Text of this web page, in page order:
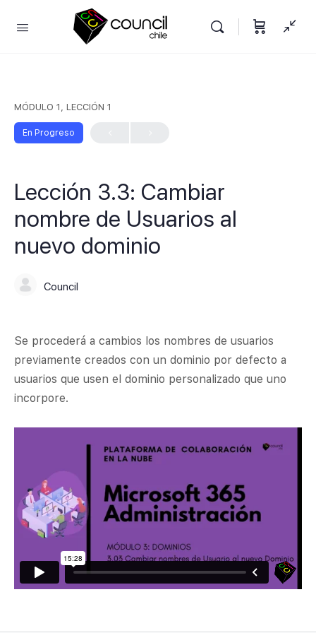
MÓDULO 1, LECCIÓN 1
En Progreso
Lección 3.3: Cambiar
nombre de Usuarios al
nuevo dominio
Council
Se procederá a cambios los nombres de usuarios
previamente creados con un dominio por defecto a
usuarios que usen el dominio personalizado que uno
incorpore.